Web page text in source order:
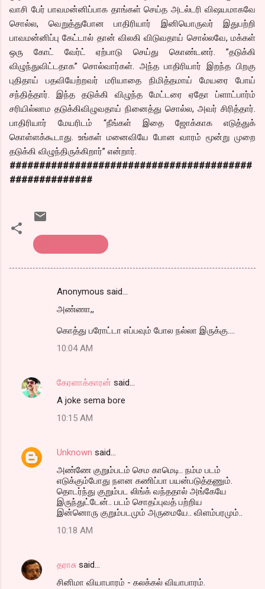
வாசி பேர் பாவமன்னிப்பாக தாங்கள் செய்த அடல்டரி விஷயமாகவே
சொல்ல, வெறுத்துபோன பாதிரியார் இனியொருவர் இதுபற்றி
பாவமன்னிப்பு கேட்டால் தான் விலகி விடுவதாய் சொல்லவே, மக்கள்
ஒரு கோட் வேர்ட் ஏற்பாடு செய்து கொண்டனர். ”தடுக்கி
விழுந்துவிட்டதாக” சொல்வார்கள். அந்த பாதிரியார் இறந்த பிறகு
புதிதாய் பதவியேற்றவர் மரியாதை நிமித்தமாய் மேயரை போய்
சந்தித்தார். இந்த தடுக்கி விழுந்த மேட்டரை ஏதோ ப்ளாட்பார்ம்
சரியில்லாம தடுக்கிவிழுவதாய் நினைத்து சொல்ல, அவர் சிரித்தார்.
பாதிரியார் மேயரிடம் “நீங்கள் இதை ஜோக்காக எடுத்துக்
கொள்ளக்கூடாது. உங்கள் மனைவியே போன வாரம் மூன்று முறை
தடுக்கி விழுந்திருக்கிறார்” என்றார்.
#########################################
##############
n
t
Anonymous said…
அண்ணா,,
கொத்து பரோட்டா எப்பவும் போல நல்லா இருக்கு....
10:04 AM
கேரளாக்காரன் said…
A joke sema bore
10:15 AM
Unknown said…
அண்ணே குறும்படம் செம காமெடி.. நம்ம படம்
எடுக்கும்போது நளன கணிப்பா பயன்படுத்தணும்.
தொடர்ந்து குறும்பட லிங்க் வந்ததால் அங்கேயே
இருந்துட்டேன்.. படம் சொதப்புவத் பற்றிய
இன்னொரு குறும்படமும் அருமையே.. விளம்பரமும்..
10:18 AM
தராசு said…
சினிமா வியாபாரம் - கலக்கல் வியாபாரம்.